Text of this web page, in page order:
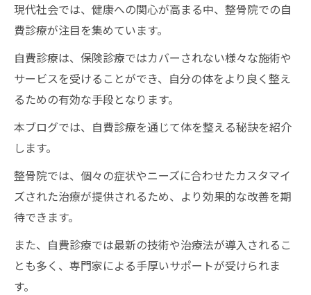
現代社会では、健康への関心が高まる中、整骨院での自
費診療が注目を集めています。
自費診療は、保険診療ではカバーされない様々な施術や
サービスを受けることができ、自分の体をより良く整え
るための有効な手段となります。
本ブログでは、自費診療を通じて体を整える秘訣を紹介
します。
整骨院では、個々の症状やニーズに合わせたカスタマイ
ズされた治療が提供されるため、より効果的な改善を期
待できます。
また、自費診療では最新の技術や治療法が導入されるこ
とも多く、専門家による手厚いサポートが受けられま
す。